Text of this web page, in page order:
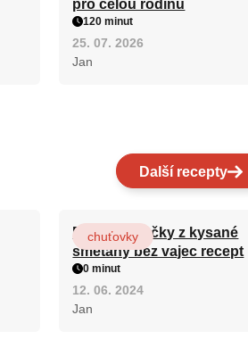
pro celou rodinu
120 minut
25. 07. 2026
Jan
Další recepty
Rychlé válečky z kysané
smetany bez vajec recept
chuťovky
0 minut
12. 06. 2024
Jan